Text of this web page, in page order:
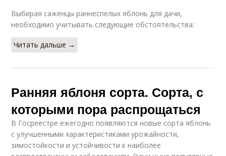
Выбирая саженцы раннеспелых яблонь для дачи,
необходимо учитывать следующие обстоятельства:
Читать дальше →
Ранняя яблоня сорта. Сорта, с
которыми пора распрощаться
В Госреестре ежегодно появляются новые сорта яблонь
с улучшенными характеристиками урожайности,
зимостойкости и устойчивости к наиболее